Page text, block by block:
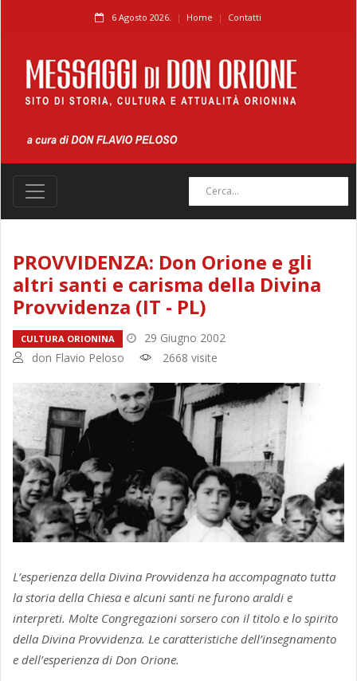
6 Agosto 2026. Home Contatti
PROVVIDENZA: Don Orione e gli
altri santi e carisma della Divina
Provvidenza (IT - PL)
CULTURA ORIONINA
29 Giugno 2002
don Flavio Peloso
2668 visite
L’esperienza della Divina Provvidenza ha accompagnato tutta
la storia della Chiesa e alcuni santi ne furono araldi e
interpreti. Molte Congregazioni sorsero con il titolo e lo spirito
della Divina Provvidenza. Le caratteristiche dell’insegnamento
e dell’esperienza di Don Orione.